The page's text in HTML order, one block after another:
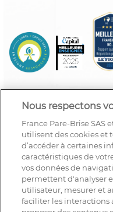
Nous respectons
France Pare-Brise SAS
utilisent des cookies et
d’accéder à certaines
caractéristiques de
vos données de
permettent d'analyser
utilisateur, mesurer et
faciliter les interactions